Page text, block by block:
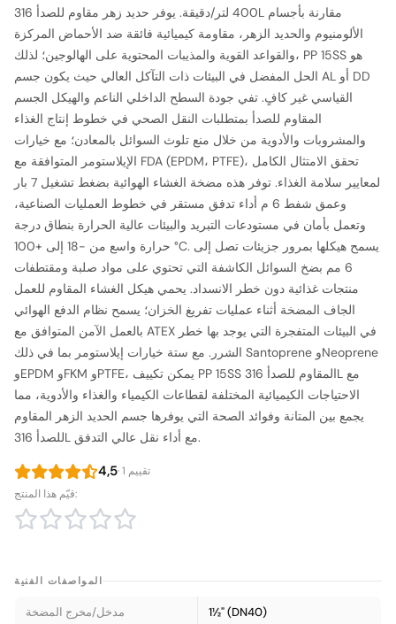
400 لتر/دقيقة. يوفر حديد زهر مقاوم للصدأ 316L مقارنة بأجسام
الألومنيوم والحديد الزهر، مقاومة كيميائية فائقة ضد الأحماض المركزة
والقواعد القوية والمذيبات المحتوية على الهالوجين؛ لذلك، PP 15SS هو
الحل المفضل في البيئات ذات التآكل العالي حيث يكون جسم AL أو DD
القياسي غير كافٍ. تفي جودة السطح الداخلي الناعم والهيكل الجسم
المقاوم للصدأ بمتطلبات النقل الصحي في خطوط إنتاج الغذاء
والمشروبات والأدوية من خلال منع تلوث السوائل بالمعادن؛ مع خيارات
الإيلاستومر المتوافقة مع FDA (EPDM، PTFE)، تحقق الامتثال الكامل
لمعايير سلامة الغذاء. توفر هذه مضخة الغشاء الهوائية بضغط تشغيل 7 بار
وعمق شفط 6 م أداء تدفق مستقر في خطوط العمليات الصناعية،
وتعمل بأمان في مستودعات التبريد والبيئات عالية الحرارة بنطاق درجة
حرارة واسع من −18 إلى +100 °C. يسمح هيكلها بمرور جزيئات تصل إلى
6 مم بضخ السوائل الكاشفة التي تحتوي على مواد صلبة ومقتطفات
منتجات غذائية دون خطر الانسداد. يحمي هيكل الغشاء المقاوم للعمل
الجاف المضخة أثناء عمليات تفريغ الخزان؛ يسمح نظام الدفع الهوائي
بالعمل الآمن المتوافق مع ATEX في البيئات المتفجرة التي يوجد بها خطر
الشرر. مع ستة خيارات إيلاستومر بما في ذلك Santoprene وNeoprene
وEPDM وFKM وPTFE، يمكن تكييف PP 15SS المقاوم للصدأ 316L مع
الاحتياجات الكيميائية المختلفة لقطاعات الكيمياء والغذاء والأدوية، مما
يجمع بين المتانة وفوائد الصحة التي يوفرها جسم الحديد الزهر المقاوم
للصدأ 316L مع أداء نقل عالي التدفق.
4,5
· 1 تقييم
قيّم هذا المنتج:
المواصفات الفنية
مدخل/مخرج المضخة 1½" (DN40)